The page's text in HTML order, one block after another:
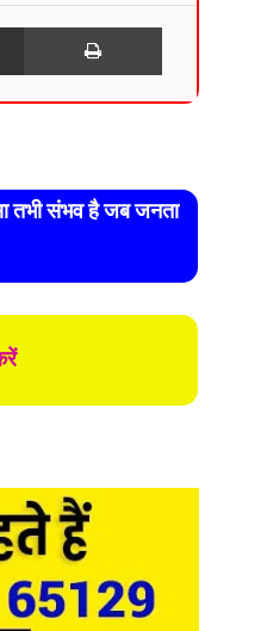
Share via Email Print
तभी संभव है जब जनता